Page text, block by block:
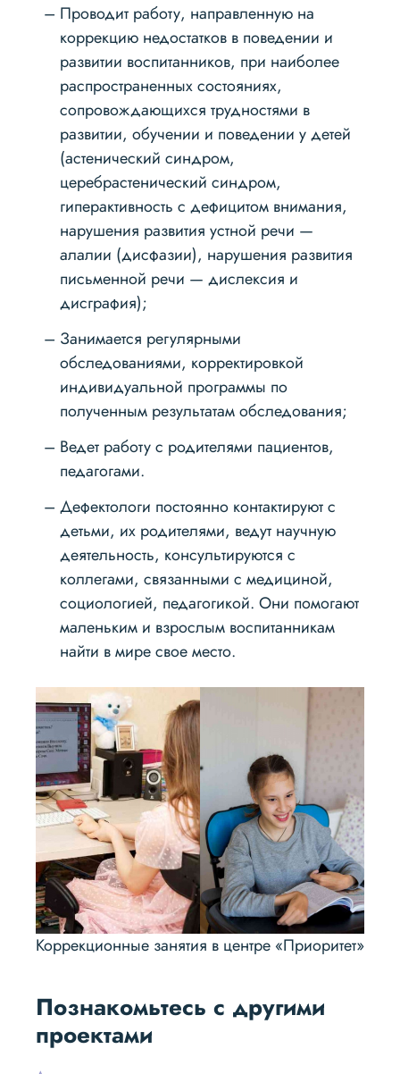
Проводит работу, направленную на
коррекцию недостатков в поведении и
развитии воспитанников, при наиболее
распространенных состояниях,
сопровождающихся трудностями в
развитии, обучении и поведении у детей
(астенический синдром,
церебрастенический синдром,
гиперактивность с дефицитом внимания,
нарушения развития устной речи —
алалии (дисфазии), нарушения развития
письменной речи — дислексия и
дисграфия);
Занимается регулярными
обследованиями, корректировкой
индивидуальной программы по
полученным результатам обследования;
Ведет работу с родителями пациентов,
педагогами.
Дефектологи постоянно контактируют с
детьми, их родителями, ведут научную
деятельность, консультируются с
коллегами, связанными с медициной,
социологией, педагогикой. Они помогают
маленьким и взрослым воспитанникам
найти в мире свое место.
Коррекционные занятия в центре «Приоритет»
Познакомьтесь с другими
проектами